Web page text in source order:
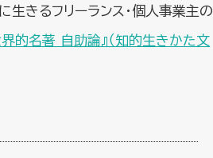
きるフリーランス・個人事業主の
界的名著 自助論』（知的生きかた文